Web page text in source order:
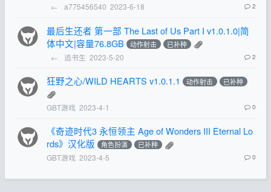
← a775456540 2023-6-18 2
最后生还者 第一部 The Last of Us Part I v1.0.1.0|简
体中文|容量76.8GB
动作射击 已补种
← 追书生 2023-5-20 2
狂野之心/WILD HEARTS v1.0.1.1 动作射击 已补种
GBT游戏 2023-4-1 0
《奇迹时代3 永恒领主 Age of Wonders III Eternal Lo
rds》汉化版
角色扮演 已补种
GBT游戏 2023-4-5 0